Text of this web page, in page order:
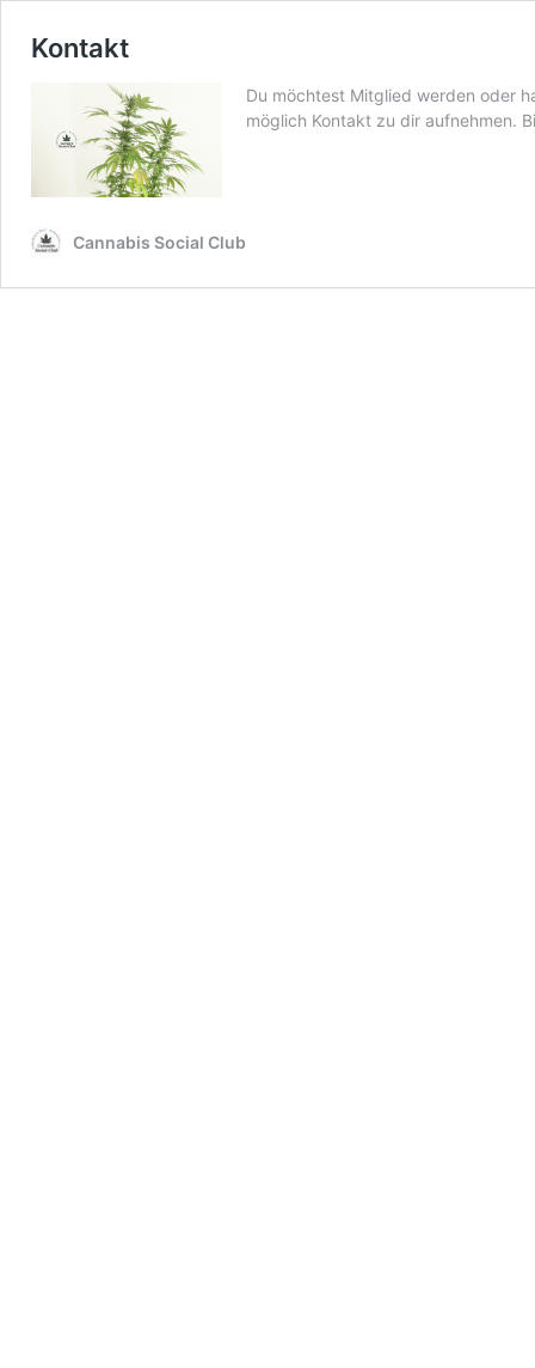
Kontakt
Du möchtest Mitglied werden oder
möglich Kontakt zu dir aufnehmen.
Cannabis Social Club